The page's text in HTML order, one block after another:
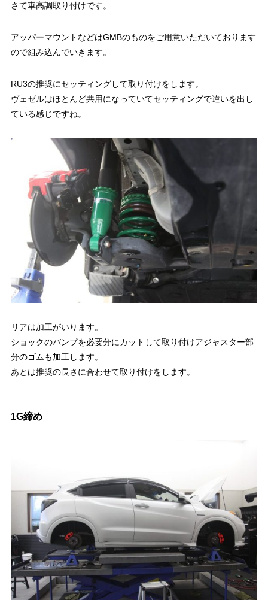
さて車高調取り付けです。
アッパーマウントなどはGMBのものをご用意いただいております
ので組み込んでいきます。
RU3の推奨にセッティングして取り付けをします。
ヴェゼルはほとんど共用になっていてセッティングで違いを出し
ている感じですね。
リアは加工がいります。
ショックのバンプを必要分にカットして取り付けアジャスター部
分のゴムも加工します。
あとは推奨の長さに合わせて取り付けをします。
1G締め